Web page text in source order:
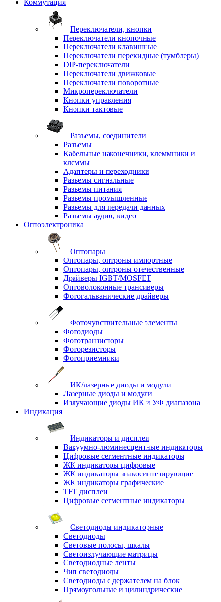
Коммутация
Переключатели, кнопки
Переключатели кнопочные
Переключатели клавишные
Переключатели перекидные (тумблеры)
DIP-переключатели
Переключатели движковые
Переключатели поворотные
Микропереключатели
Кнопки управления
Кнопки тактовые
Разъемы, соединители
Разъемы
Кабельные наконечники, клеммники и
клеммы
Адаптеры и переходники
Разъемы сигнальные
Разъемы питания
Разъемы промышленные
Разъемы для передачи данных
Разъемы аудио, видео
Оптоэлектроника
Оптопары
Оптопары, оптроны импортные
Оптопары, оптроны отечественные
Драйверы IGBT/MOSFET
Оптоволоконные трансиверы
Фотогальванические драйверы
Фоточувствительные элементы
Фотодиоды
Фототранзисторы
Фоторезисторы
Фотоприемники
ИК/лазерные диоды и модули
Лазерные диоды и модули
Излучающие диоды ИК и УФ диапазона
Индикация
Индикаторы и дисплеи
Вакуумно-люминесцентные индикаторы
Цифровые сегментные индикаторы
ЖК индикаторы цифровые
ЖК индикаторы знакосинтезирующие
ЖК индикаторы графические
TFT дисплеи
Цифровые сегментные индикаторы
Светодиоды индикаторные
Светодиоды
Световые полосы, шкалы
Светоизлучающие матрицы
Светодиодные ленты
Чип светодиоды
Светодиоды с держателем на блок
Прямоугольные и цилиндрические